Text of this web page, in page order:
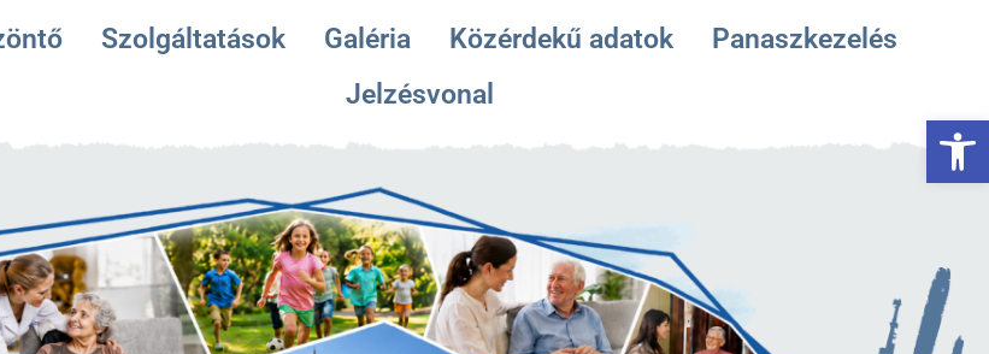
Szolgáltatások Galéria Közérdekű adatok
Panaszkezelés
Jelzésvonal